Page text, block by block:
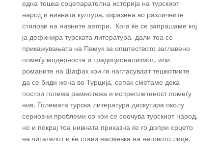
една тешка срцепарателна историја на турскиот
народ и нивната култура, изразена во различните
стилови на нивните автори. Кога ќе се запрашаме кој
ја дефинира турската литература, дали тоа се
прикажувањата на Памук за општеството заглавено
помеѓу модерноста и традиционализмот, или
романите на Шафак кои ги нагласуваат тешкотиите
да се биди жена во Турција, сепак сметаме дека
постои голема рамнотежа и испреплетеност помеѓу
нив. Големата турска литература дискутира околу
сериозни проблеми со кои се соочува турскиот народ,
но и покрај тоа нивната приказна ќе го допри срцето
на читателот и ќе стави насмевка на неговото лице.